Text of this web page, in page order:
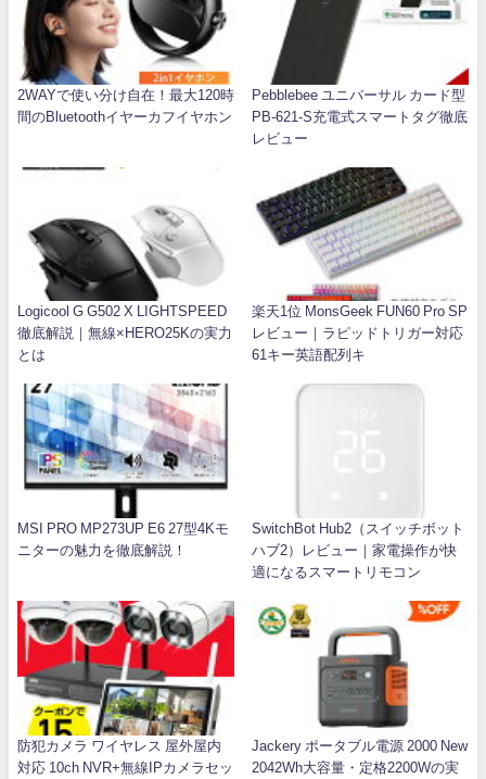
2WAYで使い分け自在！最大120時
間のBluetoothイヤーカフイヤホン
Pebblebee ユニバーサル カード型
PB-621-S充電式スマートタグ徹底
レビュー
Logicool G G502 X LIGHTSPEED
徹底解説｜無線×HERO25Kの実力
とは
楽天1位 MonsGeek FUN60 Pro SP
レビュー｜ラピッドトリガー対応
61キー英語配列キ
MSI PRO MP273UP E6 27型4Kモ
ニターの魅力を徹底解説！
SwitchBot Hub2（スイッチボット
ハブ2）レビュー｜家電操作が快
適になるスマートリモコン
防犯カメラ ワイヤレス 屋外屋内
対応 10ch NVR+無線IPカメラセッ
Jackery ポータブル電源 2000 New
2042Wh大容量・定格2200Wの実